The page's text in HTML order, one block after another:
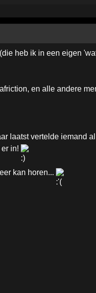
heb ik in een eigen
en alle andere
laatst vertelde iemand
in!
kan horen...